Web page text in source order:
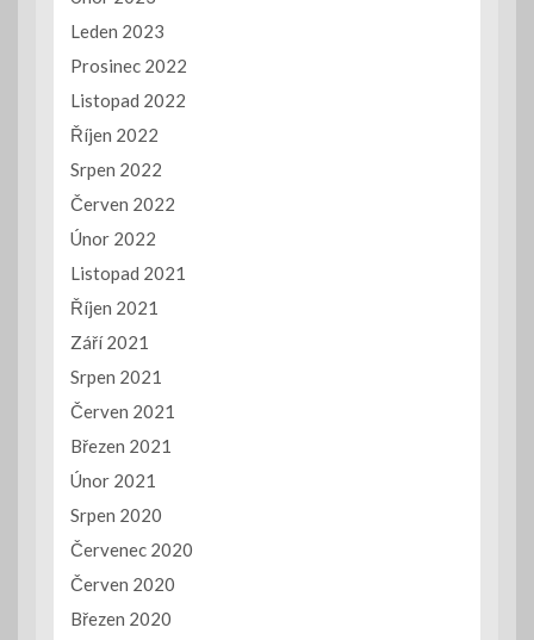
Leden 2023
Prosinec 2022
Listopad 2022
Říjen 2022
Srpen 2022
Červen 2022
Únor 2022
Listopad 2021
Říjen 2021
Září 2021
Srpen 2021
Červen 2021
Březen 2021
Únor 2021
Srpen 2020
Červenec 2020
Červen 2020
Březen 2020